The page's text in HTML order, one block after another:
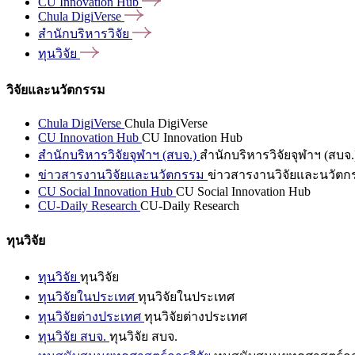
Chula DigiVerse
สำนักบริหารวิจัย
ทุนวิจัย
วิจัยและนวัตกรรม
Chula DigiVerse Chula DigiVerse
CU Innovation Hub CU Innovation Hub
สำนักบริหารวิจัยจุฬาฯ (สบจ.) สำนักบริหารวิจัยจุฬาฯ (สบจ
ข่าวสารงานวิจัยและนวัตกรรม ข่าวสารงานวิจัยและนวัตก
CU Social Innovation Hub CU Social Innovation Hub
CU-Daily Research CU-Daily Research
ทุนวิจัย
ทุนวิจัย ทุนวิจัย
ทุนวิจัยในประเทศ ทุนวิจัยในประเทศ
ทุนวิจัยต่างประเทศ ทุนวิจัยต่างประเทศ
ทุนวิจัย สบจ. ทุนวิจัย สบจ.